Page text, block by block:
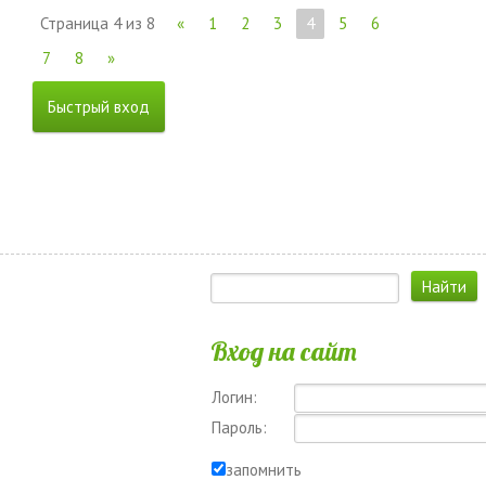
Страница 4из 8 « 1 2 3 4 5
6
7
8 »
Вход на сайт
Логин:
Пароль:
запомнить